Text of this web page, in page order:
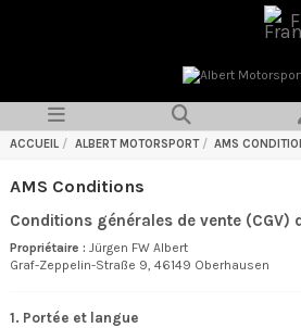
ACCUEIL ALBERT MOTORSPORT AMS
AMS Conditions
Conditions générales de vente (CGV)
Propriétaire : Jürgen FW Albert
Graf-Zeppelin-Straße 9, 46149 Oberhausen
1. Portée et langue